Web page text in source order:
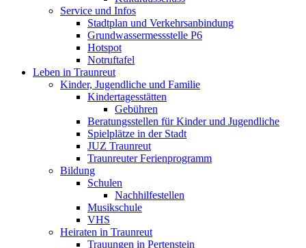
Service und Infos
Stadtplan und Verkehrsanbindung
Grundwassermessstelle P6
Hotspot
Notruftafel
Leben in Traunreut
Kinder, Jugendliche und Familie
Kindertagesstätten
Gebühren
Beratungsstellen für Kinder und Jugendliche
Spielplätze in der Stadt
JUZ Traunreut
Traunreuter Ferienprogramm
Bildung
Schulen
Nachhilfestellen
Musikschule
VHS
Heiraten in Traunreut
Trauungen in Pertenstein